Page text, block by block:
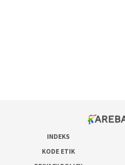
INDEKS
KODE ETIK